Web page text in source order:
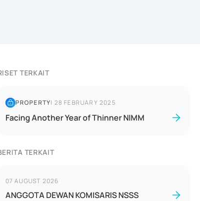
TERKAIT
PROPERTY| 28 FEBRUARY 2025
Facing Another Year of Thinner NIMM
TERKAIT
07 AUGUST 2026
ANGGOTA DEWAN KOMISARIS NSSS